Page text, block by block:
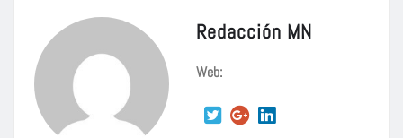
Redacción MN
Web: